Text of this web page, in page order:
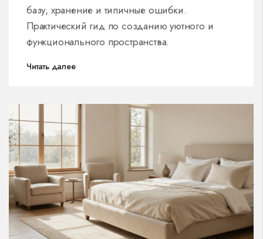
базу, хранение и типичные ошибки.
Практический гид по созданию уютного и
функционального пространства.
Читать далее